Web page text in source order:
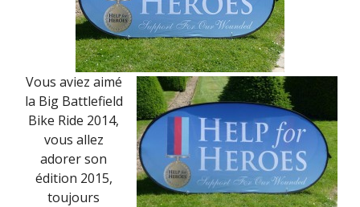
Vous aviez aimé
la Big Battlefield
Bike Ride 2014,
vous allez
adorer son
édition 2015,
toujours